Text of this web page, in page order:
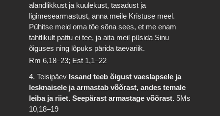
alandlikkust ja kuulekust, tasadust ja
ligimesearmastust, anna meile Kristuse meel.
Pühitse meid oma tõe sõna sees, et me enam
tahtlikult pattu ei tee, ja aita meil püsida Sinu
õiguses ning lõpuks pärida taevariik.
Rm 6,18–23; Est 1,1–22
4. Teisipäev Issand teeb õigust vaeslapsele ja
lesknaisele ja armastab võõrast, andes temale
leiba ja riiet. Seepärast armastage võõrast. 5Ms
10,18–19